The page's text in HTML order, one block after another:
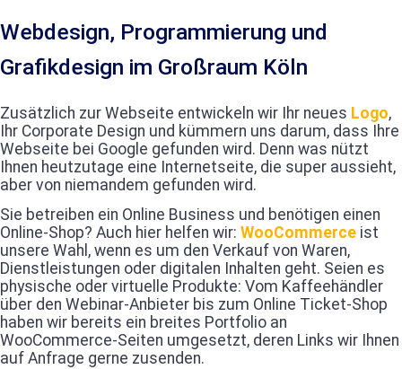
Webdesign, Programmierung und
Grafikdesign im Großraum Köln
Zusätzlich zur Webseite entwickeln wir Ihr neues Logo,
Ihr Corporate Design und kümmern uns darum, dass Ihre
Webseite bei Google gefunden wird. Denn was nützt
Ihnen heutzutage eine Internetseite, die super aussieht,
aber von niemandem gefunden wird.
Sie betreiben ein Online Business und benötigen einen
Online-Shop? Auch hier helfen wir: WooCommerce ist
unsere Wahl, wenn es um den Verkauf von Waren,
Dienstleistungen oder digitalen Inhalten geht. Seien es
physische oder virtuelle Produkte: Vom Kaffeehändler
über den Webinar-Anbieter bis zum Online Ticket-Shop
haben wir bereits ein breites Portfolio an
WooCommerce-Seiten umgesetzt, deren Links wir Ihnen
auf Anfrage gerne zusenden.